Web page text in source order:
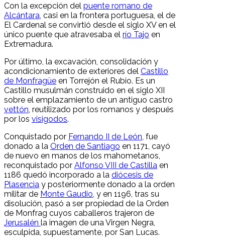
Con la excepción del puente romano de
Alcántara , casi en la frontera portuguesa, el de
El Cardenal se convirtió desde el siglo XV en el
único puente que atravesaba el río Tajo en
Extremadura.
Por último, la excavación, consolidación y
acondicionamiento de exteriores del Castillo
de Monfragüe en Torrejón el Rubio. Es un
Castillo musulmán construido en el siglo XII
sobre el emplazamiento de un antiguo castro
vettón , reutilizado por los romanos y después
por los visigodos.
Conquistado por Fernando II de León , fue
donado a la Orden de Santiago en 1171, cayó
de nuevo en manos de los mahometanos,
reconquistado por Alfonso VIII de Castilla en
1186 quedó incorporado a la diócesis de
Plasencia y posteriormente donado a la orden
militar de Monte Gaudio , y en 1196, tras su
disolución, pasó a ser propiedad de la Orden
de Monfrag cuyos caballeros trajeron de
Jerusalén la imagen de una Virgen Negra,
esculpida, supuestamente, por San Lucas.